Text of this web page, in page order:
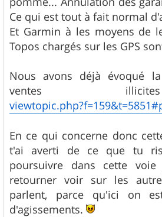
Ce qui est tout à fait normal
Et Garmin à les moyens de
Topos chargés sur les GPS
Nous avons déjà évoqué
ventes
En ce qui concerne donc
t'ai averti de ce que tu
poursuivre dans cette
retourner voir sur les
parlent, parce qu'ici on
d'agissements.